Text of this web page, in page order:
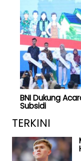
BNI Dukung
Subsidi
TERKINI